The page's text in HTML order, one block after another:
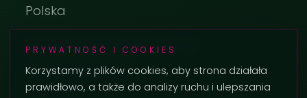
Polska
biuro@everlastingflowers.pl
+48 42 236 29 02
PRYWATNOŚĆ I COOKIES
Korzystamy z plików cookies, aby strona działała
prawidłowo, a także do analizy ruchu i ulepszania